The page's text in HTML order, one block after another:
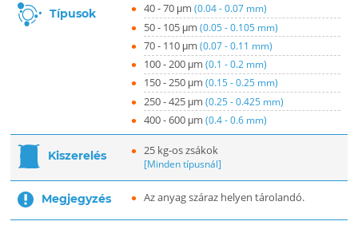
Típusok 40 - 70 μm (0.04 - 0.07 mm)
50 - 105 μm (0.05 - 0.105 mm)
70 - 110 μm (0.07 - 0.11 mm)
100 - 200 μm (0.1 - 0.2 mm)
150 - 250 μm (0.15 - 0.25 mm)
250 - 425 μm (0.25 - 0.425 mm)
400 - 600 μm (0.4 - 0.6 mm)
Kiszerelés 25 kg-os zsákok
[Minden típusnál]
Megjegyzés Az anyag száraz helyen tárolandó.